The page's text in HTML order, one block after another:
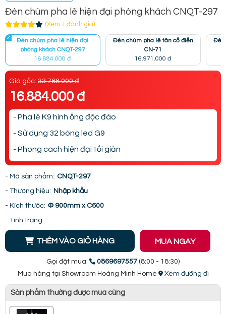
Đèn chùm pha lê hiện đại phòng khách CNQT-297
(Xem 1 đánh giá)
Đèn chùm pha lê hiện đại
phòng khách CNQT-297
16.884.000 đ
Đèn chùm pha lê tân cổ điển
CN-71
16.971.000 đ
Đèn
Giá gốc: 33.768.000 đ
16.884.000 đ
- Pha lê K9 hình ống độc đáo
- Sử dụng 32 bóng led G9
- Phong cách hiện đại tối giản
- Mã sản phẩm: CNQT-297
- Thương hiệu: Nhập khẩu
- Kích thước: Φ 900mm x C600
- Tình trạng:
THÊM VÀO GIỎ HÀNG MUA NGAY
Gọi đặt mua: 0869697557 (8:00 - 18:30)
Mua hàng tại Showroom Hoàng Minh Home
Xem đường đi
Sản phẩm thường được mua cùng